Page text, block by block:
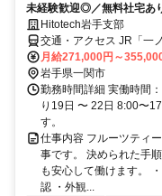
未経験歓迎◎／無料社宅あ
Hitotech岩手支部
交通・アクセス JR「一
月給271,000円～
岩手県一関市
勤務時間詳細 実働時間
り19日 〜 22日 8:00〜
す。
仕事内容 フルーツティ
事です。 決められた手
も安心して働けます。
認 ・外観...